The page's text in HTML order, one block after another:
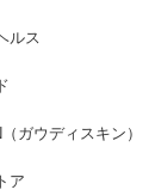
ルス
ガウディスキン）
ア